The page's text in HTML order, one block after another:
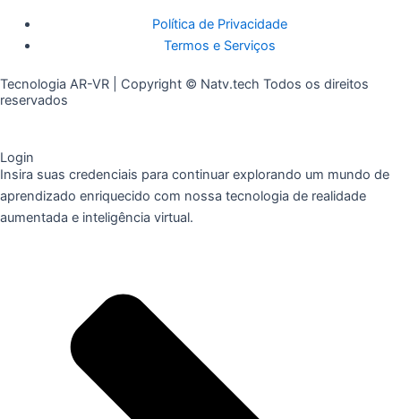
e
l
p
e
p
Política de Privacidade
Termos e Serviços
Tecnologia AR-VR | Copyright © Natv.tech Todos os direitos
reservados
Login
Insira suas credenciais para continuar explorando um mundo de
aprendizado enriquecido com nossa tecnologia de realidade
aumentada e inteligência virtual.